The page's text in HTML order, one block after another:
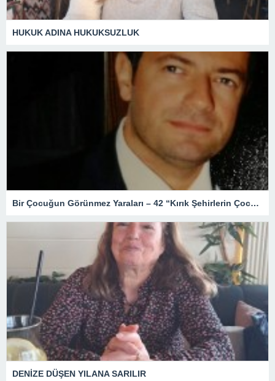
HUKUK ADINA HUKUKSUZLUK
Bir Çocuğun Görünmez Yaraları – 42 “Kırık Şehirlerin Çocukları”
DENİZE DÜŞEN YILANA SARILIR